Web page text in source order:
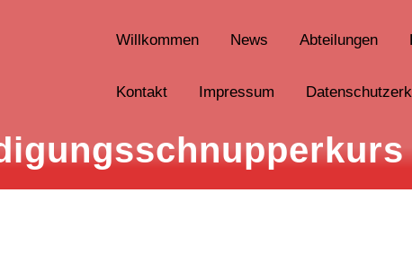
Willkommen News Abteilungen
Kontakt Impressum